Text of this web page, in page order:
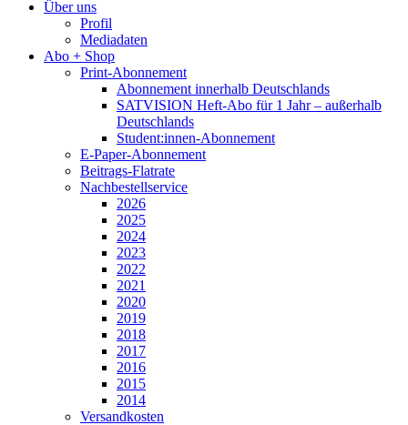
Über uns
Profil
Mediadaten
Abo + Shop
Print-Abonnement
Abonnement innerhalb Deutschlands
SATVISION Heft-Abo für 1 Jahr – außerhalb
Deutschlands
Student:innen-Abonnement
E-Paper-Abonnement
Beitrags-Flatrate
Nachbestellservice
2026
2025
2024
2023
2022
2021
2020
2019
2018
2017
2016
2015
2014
Versandkosten